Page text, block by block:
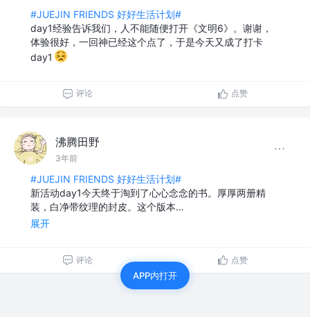
#JUEJIN FRIENDS 好好生活计划#
day1经验告诉我们，人不能随便打开《文明6》。谢谢，
体验很好，一回神已经这个点了，于是今天又成了打卡
day1
评论 点赞
沸腾田野
3年前
#JUEJIN FRIENDS 好好生活计划#
新活动day1今天终于淘到了心心念念的书。厚厚两册精
装，白净带纹理的封皮。这个版本…
展开
评论 点赞
APP内打开